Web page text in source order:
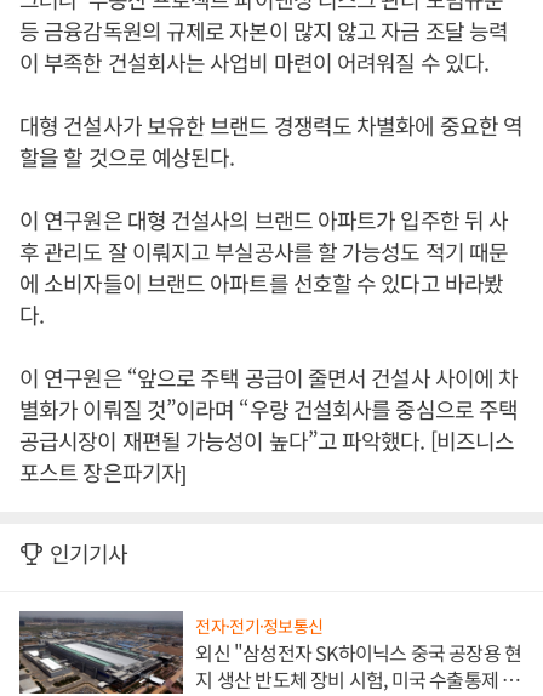
등 금융감독원의 규제로 자본이 많지 않고 자금 조달 능력
이 부족한 건설회사는 사업비 마련이 어려워질 수 있다.
대형 건설사가 보유한 브랜드 경쟁력도 차별화에 중요한 역
할을 할 것으로 예상된다.
이 연구원은 대형 건설사의 브랜드 아파트가 입주한 뒤 사
후 관리도 잘 이뤄지고 부실공사를 할 가능성도 적기 때문
에 소비자들이 브랜드 아파트를 선호할 수 있다고 바라봤
다.
이 연구원은 “앞으로 주택 공급이 줄면서 건설사 사이에 차
별화가 이뤄질 것”이라며 “우량 건설회사를 중심으로 주택
공급시장이 재편될 가능성이 높다”고 파악했다. [비즈니스
포스트 장은파기자]
인기기사
전자·전기·정보통신
외신 "삼성전자 SK하이닉스 중국 공장용 현
지 생산 반도체 장비 시험, 미국 수출통제 대